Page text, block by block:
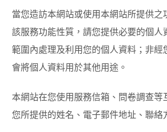
書
課
程
JSA
CERTIFICATE
COURSE
造
甜
當您造訪本網站或使用本網站所提供之
該服務功能性質，請您提供必要的個人
範圍內處理及利用您的個人資料；非經
會將個人資料用於其他用途。
本網站在您使用服務信箱、問卷調查等
您所提供的姓名、電子郵件地址、聯絡